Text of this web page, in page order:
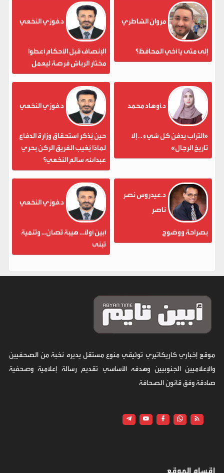
مروان الشاطري
إلى متى يا أخي المحافظ؟
د.فوزي النخعي
الإنصاف قبل الأحكام أعطوا
مختار الرباش فرصة ليعمل
د.أوهاد محمد
«التراب يدفن كل شيء . . إلا
تاريخ الرجال»
د.فوزي النخعي
حين يُذكر استحقاق وزارة الدفاع
لماذا يُغيب الفريق الركن بحري
عبدالله سالم النخعي؟
د.عيدروس نصر
ناصر
بصراحة ووضوح
د.فوزي النخعي
أبين أولاً... هيبة تُصان... وتنمية
تُبنى
موقع إخباري كاريكاتيري توثيقي منوع مستقل يديره نخبة من الصحفيين
والإعلاميين الجنوبيين وهدفه الأساسي تقديم رسالة إعلامية وصحفية
صادقة وفق قانون الصحافة
اقسام الموقع